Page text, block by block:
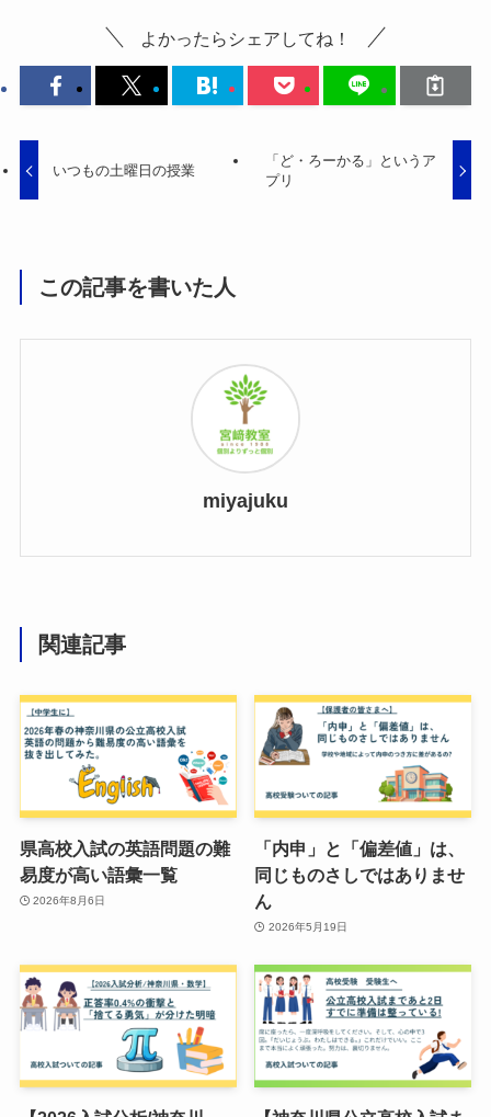
よかったらシェアしてね！
いつもの土曜日の授業
「ど・ろーかる」というア
プリ
この記事を書いた人
miyajuku
関連記事
県高校入試の英語問題の難
易度が高い語彙一覧
2026年8月6日
「内申」と「偏差値」は、
同じものさしではありませ
ん
2026年5月19日